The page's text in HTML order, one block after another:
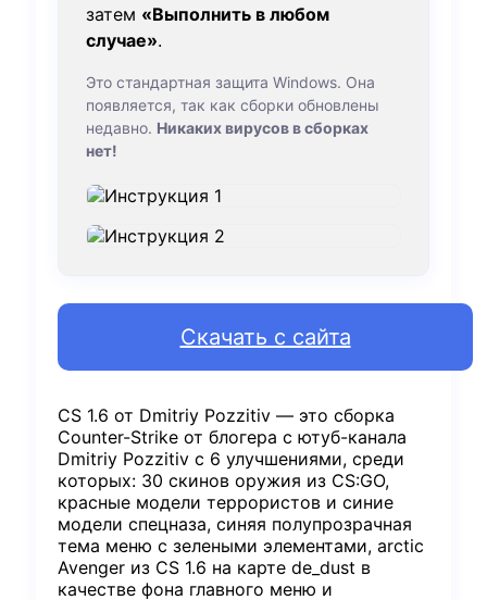
затем «Выполнить в любом
случае».
Это стандартная защита Windows. Она
появляется, так как сборки обновлены
недавно. Никаких вирусов в сборках
нет!
Скачать с сайта
CS 1.6 от Dmitriy Pozzitiv — это сборка
Counter-Strike от блогера с ютуб-канала
Dmitriy Pozzitiv с 6 улучшениями, среди
которых: 30 скинов оружия из CS:GO,
красные модели террористов и синие
модели спецназа, синяя полупрозрачная
тема меню с зелеными элементами, arctic
Avenger из CS 1.6 на карте de_dust в
качестве фона главного меню и